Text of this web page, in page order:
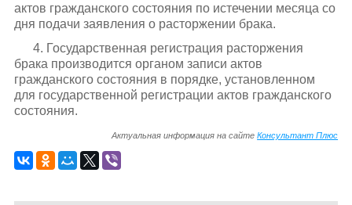
актов гражданского состояния по истечении месяца со
дня подачи заявления о расторжении брака.
4. Государственная регистрация расторжения
брака производится органом записи актов
гражданского состояния в порядке, установленном
для государственной регистрации актов гражданского
состояния.
Актуальная информация на сайтеКонсультант Плюс